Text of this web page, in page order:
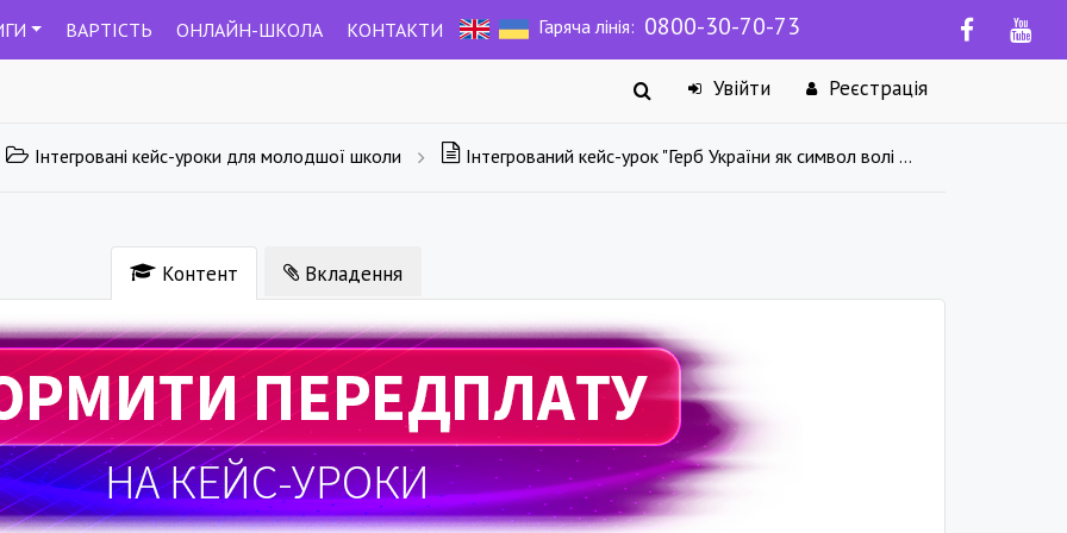
ВАРТIСТЬ ОНЛАЙН-ШКОЛА КОНТАКТИ Гаряча лінія: 0800-30-70-73
Увійти Реєстрація
Інтегровані кейс-уроки для молодшої школи Інтегрований кейс-урок "Герб України як символ волі та єдності"
Контент Вкладення